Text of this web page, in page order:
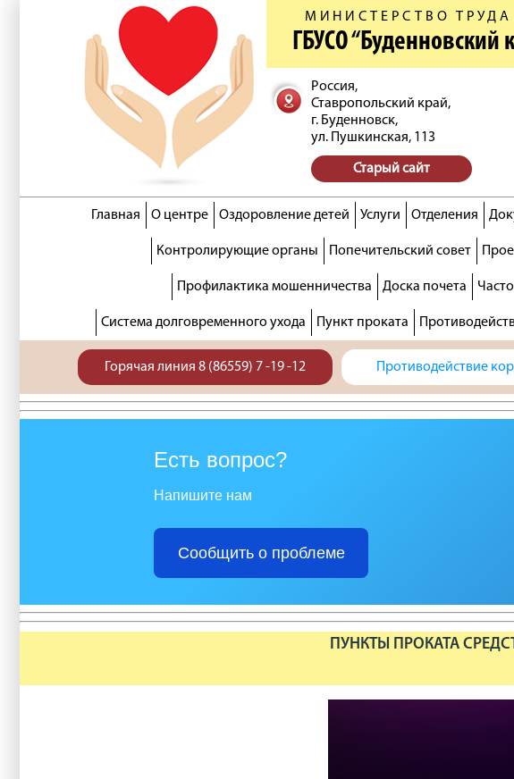
МИНИСТЕРСТВО
ГБУСО
Россия,
Ставропольский край,
г. Буденновск,
ул. Пушкинская, 113
Старый сайт
Главная О центре Оздоровление детей Услуги Отделения
Контролирующие органы Попечительский совет
Профилактика мошенничества Доска почета
Система долговременного ухода Пункт проката
Горячая линия 8 (86559) 7 -19 -12 Противодействие
Есть вопрос?
Напишите нам
Сообщить о проблеме
ПУНКТЫ ПРОКАТА